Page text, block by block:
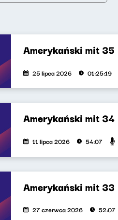
Amerykański mit 35
25 lipca 2026 01:25:19
Amerykański mit 34
11 lipca 2026 54:07
Amerykański mit 33
27 czerwca 2026 52:07